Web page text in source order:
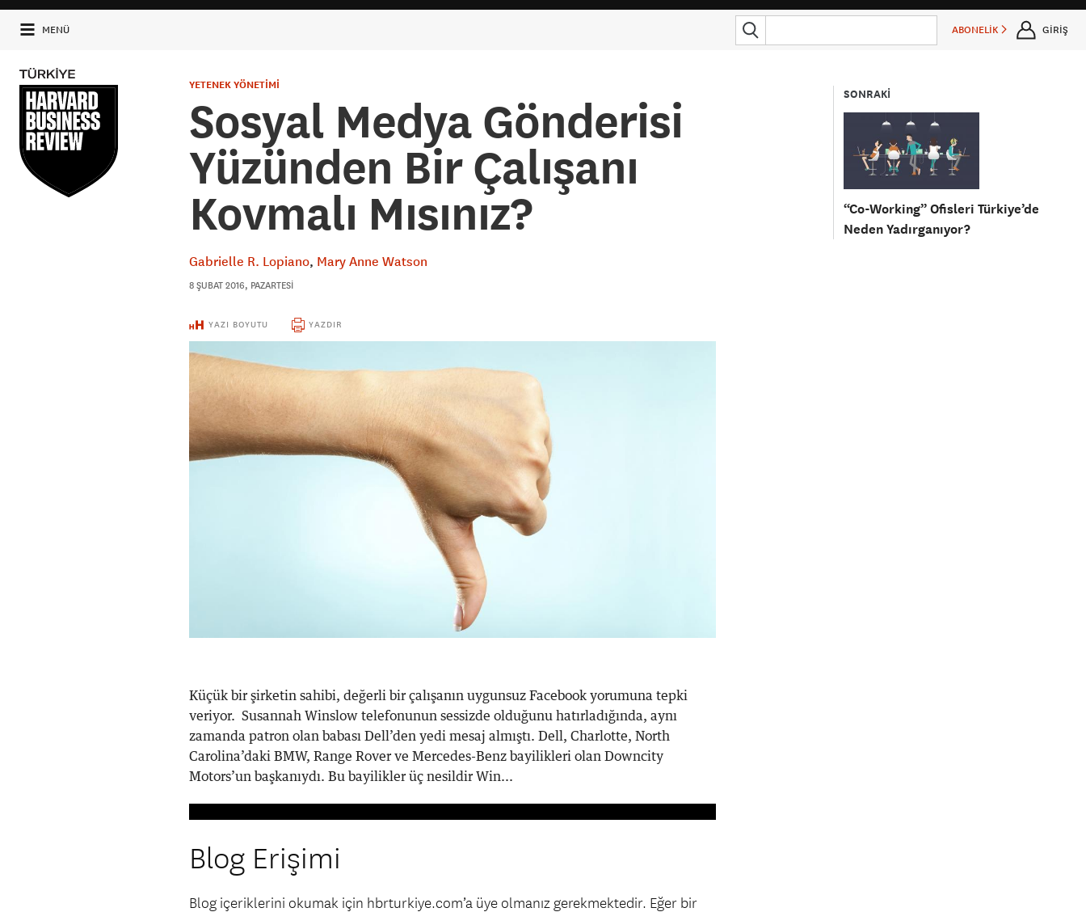
MENÜ ABONELİK GİRİŞ
SONRAKİ
“Co-Working” Ofisleri Türkiye’de
Neden Yadırganıyor?
YETENEK YÖNETİMİ
Sosyal Medya Gönderisi
Yüzünden Bir Çalışanı
Kovmalı Mısınız?
Gabrielle R. Lopiano Mary Anne Watson
8 ŞUBAT 2016, PAZARTESI
YAZI BOYUTU YAZDIR
Küçük bir şirketin sahibi, değerli bir çalışanın uygunsuz Facebook yorumuna tepki
veriyor. Susannah Winslow telefonunun sessizde olduğunu hatırladığında, aynı
zamanda patron olan babası Dell’den yedi mesaj almıştı. Dell, Charlotte, North
Carolina’daki BMW, Range Rover ve Mercedes-Benz bayilikleri olan Downcity
Motors’un başkanıydı. Bu bayilikler üç nesildir Win...
Blog Erişimi
Blog içeriklerini okumak için hbrturkiye.com’a üye olmanız gerekmektedir. Eğer bir